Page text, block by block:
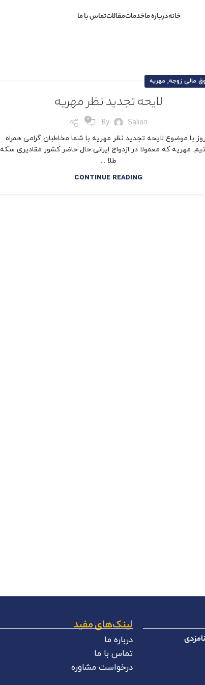
خانهدرباره ماخدماتمقالاتتماس با ما
مالی زوجه, مهریه
لایحه تجدید نظر مهریه
By Salian
0
با موضوع لایحه تجدید نظر مهریه با شما مخاطبان گرامی همراه
مهریه که معمولا در ازدواج ایرانی حال حاضر کشور مقادیری سکه
طلا ...
CONTINUE READING
لینک‌های مفید
درباره ما
تماس با ما
درخواست مشاوره